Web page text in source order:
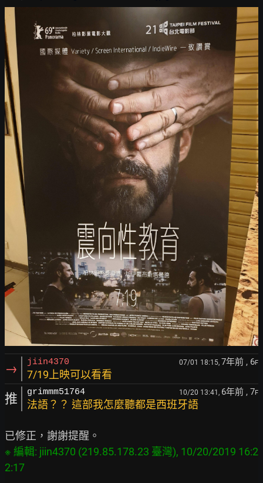
→ jiin4370 07/01 18:15, 7年前 , 6F
7/19上映可以看看
推 grimmm51764 10/20 13:41, 6年前 , 7F
法語？？ 這部我怎麼聽都是西班牙語
※ 編輯: jiin4370 (219.85.178.23 臺灣), 10/20/2019 16:2